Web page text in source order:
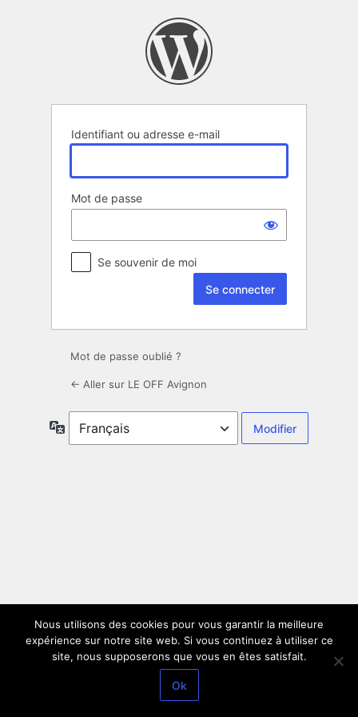
Identifiant ou adresse e-mail
Mot de passe
Se souvenir de moi
Mot de passe oublié ?
← Aller sur LE OFF Avignon
Langue
Nous utilisons des cookies pour vous garantir la meilleure
expérience sur notre site web. Si vous continuez à utiliser ce
site, nous supposerons que vous en êtes satisfait.
Ok